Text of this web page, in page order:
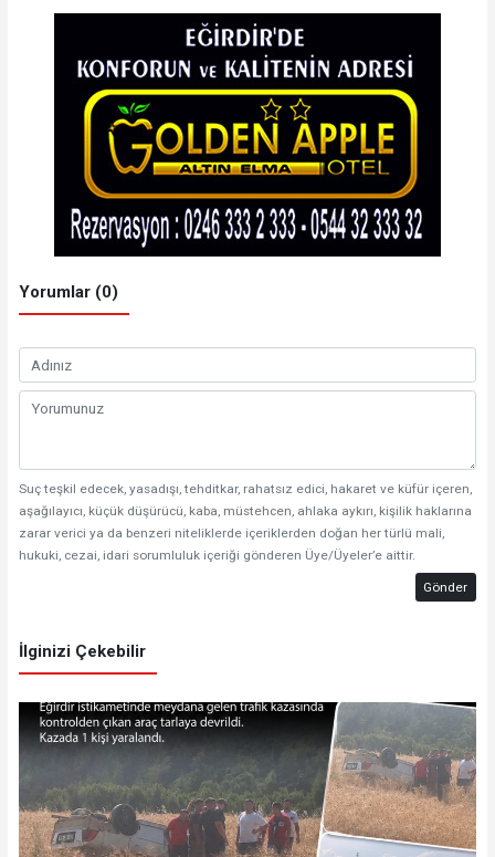
Yorumlar (0)
Suç teşkil edecek, yasadışı, tehditkar, rahatsız edici, hakaret ve küfür içeren,
aşağılayıcı, küçük düşürücü, kaba, müstehcen, ahlaka aykırı, kişilik haklarına
zarar verici ya da benzeri niteliklerde içeriklerden doğan her türlü mali,
hukuki, cezai, idari sorumluluk içeriği gönderen Üye/Üyeler’e aittir.
Gönder
İlginizi Çekebilir